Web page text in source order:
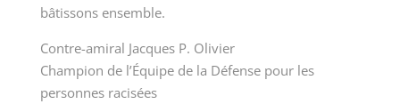
bâtissons ensemble.
Contre-amiral Jacques P. Olivier
Champion de l’Équipe de la Défense pour les
personnes racisées